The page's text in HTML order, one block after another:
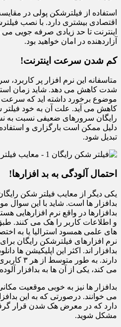
استفاده از فیلترشکن پولی در
اقتصادی بیشتری دارد. با نصب
اینترنت تا حد زیادی صرفه جویی
آزاردهنده در امان خواهید بود.
کم شدن سرعت اینترنت!
متاسفانه این نرم افزار پر کاربرد،
شدت کاهش می دهد. شاید زمان
موضوع برخورد داشته اید که سرعت
کاهش می آید. علت آن به خود
رایگان سرورهای ضعیفی نسبت به
دلیل ممکن است بارگزاری و
تبدیل شود.
احتمال آلودگی به بد افزارها!
یکی دیگر از معایب فیلتر شکن
بدافزار ها است. شاید با این سوال
بدافزارها در واقع نرم
و اطلاعات کاربر را هک می کنند.
نرم افزارهای فیلترشکن رایگان
بدافزار اند. اکثر این اپلیکیشن ها
دارند. به
می کند، یکی از آن ها به بدافزار
بدافزار ها نیز به خوبی موقعیت
می خوانند. درصورتی که به این
دارد که در معرض هک شدن قرار
مشکل شوید.